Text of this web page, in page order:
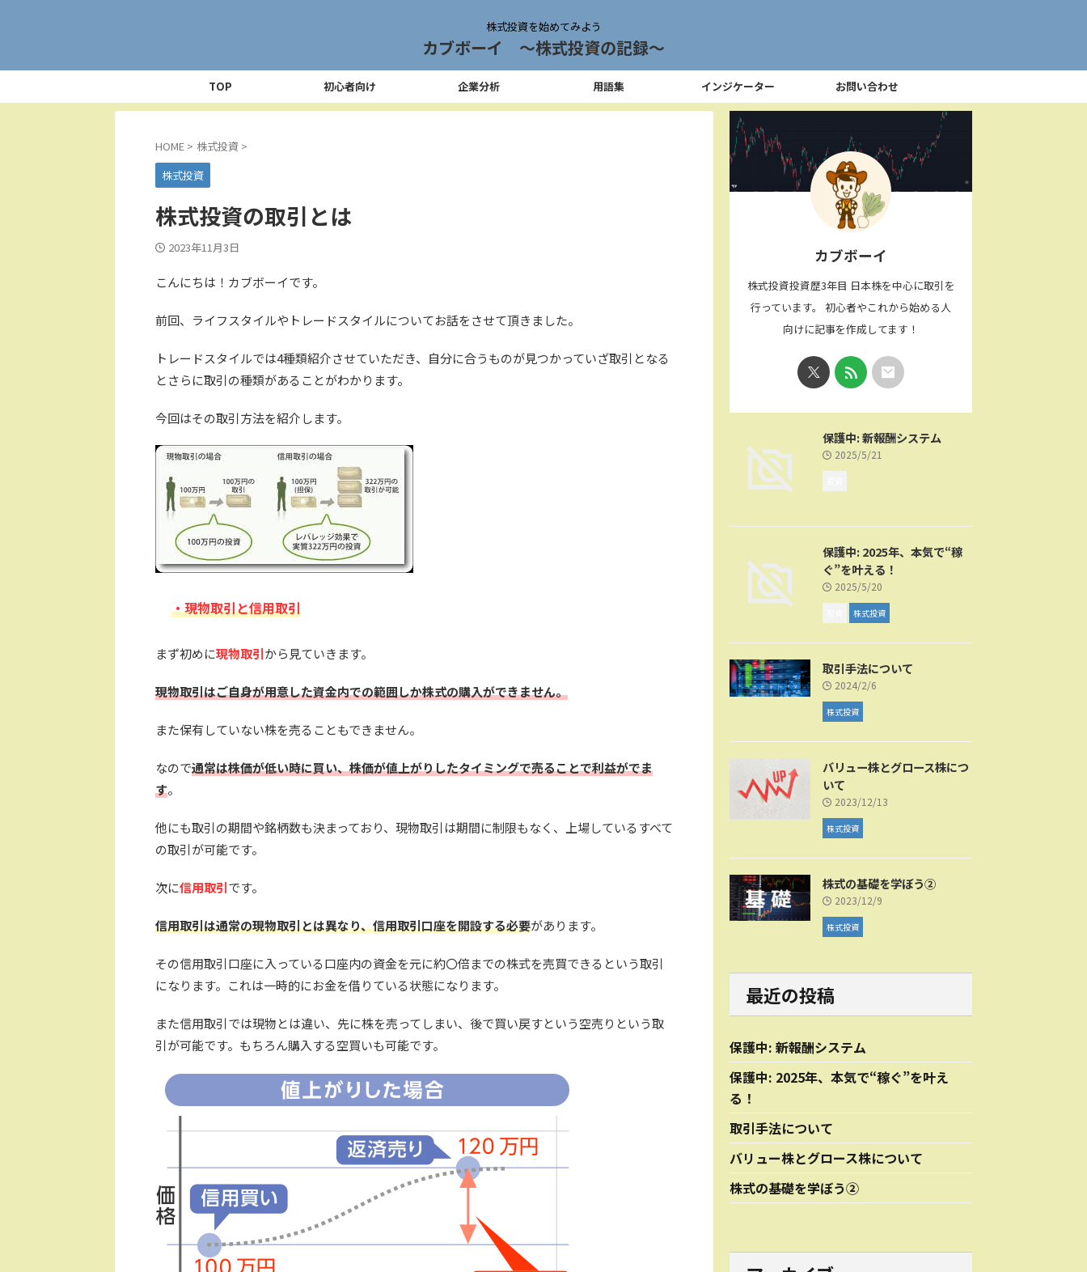
株式投資を始めてみよう
カブボーイ 〜株式投資の記録〜
TOP 初心者向け 企業分析 用語集 インジケーター お問い合わせ
HOME > 株式投資 >
株式投資
株式投資の取引とは
2023年11月3日
こんにちは！カブボーイです。
前回、ライフスタイルやトレードスタイルについてお話をさせて頂きました。
トレードスタイルでは4種類紹介させていただき、自分に合うものが見つかっていざ取引となる
とさらに取引の種類があることがわかります。
今回はその取引方法を紹介します。
・現物取引と信用取引
まず初めに現物取引から見ていきます。
現物取引はご自身が用意した資金内での範囲しか株式の購入ができません。
また保有していない株を売ることもできません。
なので通常は株価が低い時に買い、株価が値上がりしたタイミングで売ることで利益がでま
す。
他にも取引の期間や銘柄数も決まっており、現物取引は期間に制限もなく、上場しているすべて
の取引が可能です。
次に信用取引です。
信用取引は通常の現物取引とは異なり、信用取引口座を開設する必要があります。
その信用取引口座に入っている口座内の資金を元に約〇倍までの株式を売買できるという取引
になります。これは一時的にお金を借りている状態になります。
また信用取引では現物とは違い、先に株を売ってしまい、後で買い戻すという空売りという取
引が可能です。もちろん購入する空買いも可能です。
カブボーイ
株式投資投資歴3年目 日本株を中心に取引を
行っています。 初心者やこれから始める人
向けに記事を作成してます！
保護中: 新報酬システム
2025/5/21
保護中: 2025年、本気で“稼
ぐ”を叶える！
2025/5/20
株式投資
取引手法について
2024/2/6
株式投資
バリュー株とグロース株につ
いて
2023/12/13
株式投資
株式の基礎を学ぼう②
2023/12/9
株式投資
最近の投稿
保護中: 新報酬システム
保護中: 2025年、本気で“稼ぐ”を叶え
る！
取引手法について
バリュー株とグロース株について
株式の基礎を学ぼう②